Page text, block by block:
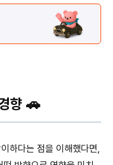
향 🚗
하다는 점을 이해했다면,